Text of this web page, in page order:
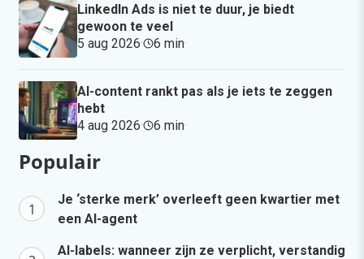
LinkedIn Ads is niet te duur, je biedt
gewoon te veel
5 aug 2026· 6 min·
AI-content rankt pas als je iets te zeggen
hebt
4 aug 2026· 6 min·
Populair
Je ‘sterke merk’ overleeft geen kwartier met
een AI-agent
AI-labels: wanneer zijn ze verplicht, verstandig